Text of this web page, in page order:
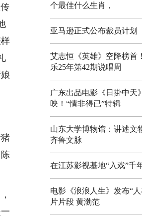
个最佳什么生肖，
亚马逊正式公布裁员计划
艾志恒《英雄》空降榜首
乐25年第42期说唱周
广东出品电影《日掛中天
映！“情非得已”特辑
山东大学博物馆：讲述文
齐鲁文脉
在江苏影视基地“入戏”千
电影《浪浪人生》发布“
片片段 黄渤范